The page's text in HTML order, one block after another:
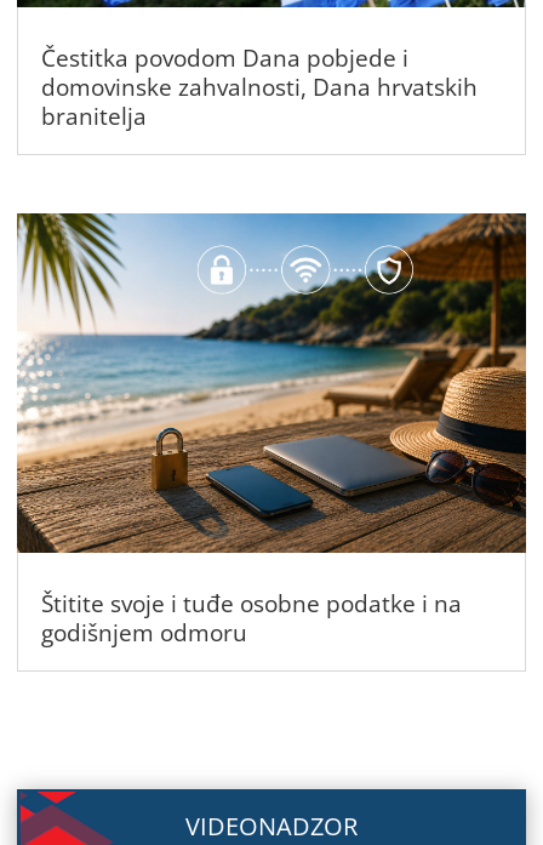
Čestitka povodom Dana pobjede i
domovinske zahvalnosti, Dana hrvatskih
branitelja
Štitite svoje i tuđe osobne podatke i na
godišnjem odmoru
VIDEONADZOR